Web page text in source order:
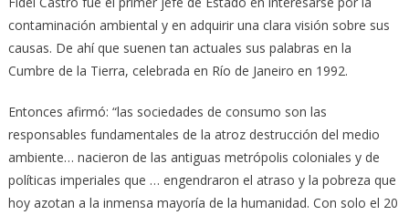
contaminación ambiental y en adquirir una clara visión sobre sus
causas. De ahí que suenen tan actuales sus palabras en la
Cumbre de la Tierra, celebrada en Río de Janeiro en 1992.
Entonces afirmó: “las sociedades de consumo son las
responsables fundamentales de la atroz destrucción del medio
ambiente… nacieron de las antiguas metrópolis coloniales y de
políticas imperiales que … engendraron el atraso y la pobreza que
hoy azotan a la inmensa mayoría de la humanidad. Con solo el 20